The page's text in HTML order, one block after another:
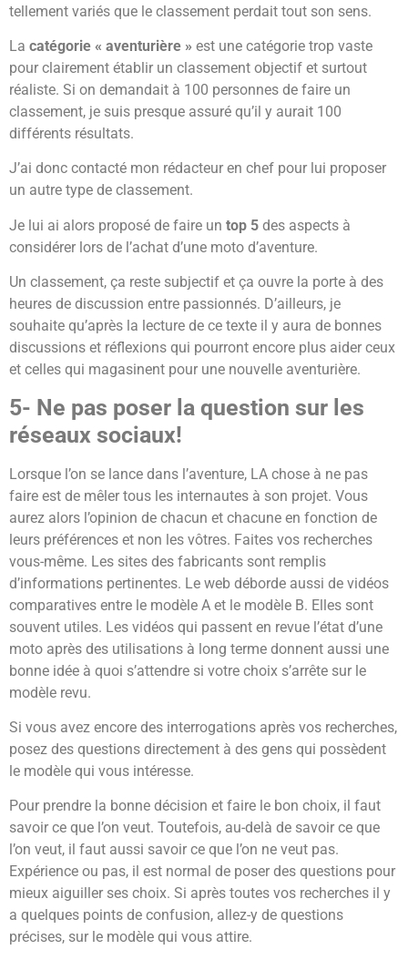
tellement variés que le classement perdait tout son sens.
La catégorie « aventurière » est une catégorie trop vaste
pour clairement établir un classement objectif et surtout
réaliste. Si on demandait à 100 personnes de faire un
classement, je suis presque assuré qu’il y aurait 100
différents résultats.
J’ai donc contacté mon rédacteur en chef pour lui proposer
un autre type de classement.
Je lui ai alors proposé de faire un top 5 des aspects à
considérer lors de l’achat d’une moto d’aventure.
Un classement, ça reste subjectif et ça ouvre la porte à des
heures de discussion entre passionnés. D’ailleurs, je
souhaite qu’après la lecture de ce texte il y aura de bonnes
discussions et réflexions qui pourront encore plus aider ceux
et celles qui magasinent pour une nouvelle aventurière.
5- Ne pas poser la question sur les
réseaux sociaux!
Lorsque l’on se lance dans l’aventure, LA chose à ne pas
faire est de mêler tous les internautes à son projet. Vous
aurez alors l’opinion de chacun et chacune en fonction de
leurs préférences et non les vôtres. Faites vos recherches
vous-même. Les sites des fabricants sont remplis
d’informations pertinentes. Le web déborde aussi de vidéos
comparatives entre le modèle A et le modèle B. Elles sont
souvent utiles. Les vidéos qui passent en revue l’état d’une
moto après des utilisations à long terme donnent aussi une
bonne idée à quoi s’attendre si votre choix s’arrête sur le
modèle revu.
Si vous avez encore des interrogations après vos recherches,
posez des questions directement à des gens qui possèdent
le modèle qui vous intéresse.
Pour prendre la bonne décision et faire le bon choix, il faut
savoir ce que l’on veut. Toutefois, au-delà de savoir ce que
l’on veut, il faut aussi savoir ce que l’on ne veut pas.
Expérience ou pas, il est normal de poser des questions pour
mieux aiguiller ses choix. Si après toutes vos recherches il y
a quelques points de confusion, allez-y de questions
précises, sur le modèle qui vous attire.